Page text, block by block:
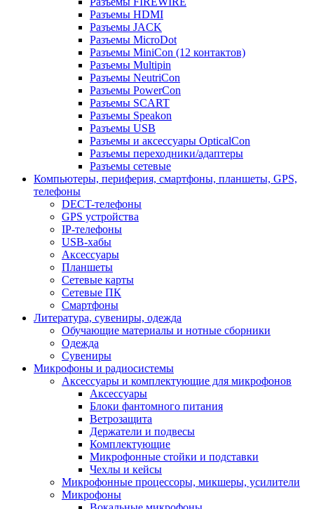
Разъемы HDMI
Разъемы JACK
Разъемы MicroDot
Разъемы MiniCon (12 контактов)
Разъемы Multipin
Разъемы NeutriCon
Разъемы PowerCon
Разъемы SCART
Разъемы Speakon
Разъемы USB
Разъемы и аксессуары OpticalCon
Разъемы переходники/адаптеры
Разъемы сетевые
Компьютеры, периферия, смартфоны, планшеты, GPS,
телефоны
DECT-телефоны
GPS устройства
IP-телефоны
USB-хабы
Аксессуары
Планшеты
Сетевые карты
Сетевые ПК
Смартфоны
Литература, сувениры, одежда
Обучающие материалы и нотные сборники
Одежда
Сувениры
Микрофоны и радиосистемы
Аксессуары и комплектующие для микрофонов
Аксессуары
Блоки фантомного питания
Ветрозащита
Держатели и подвесы
Комплектующие
Микрофонные стойки и подставки
Чехлы и кейсы
Микрофонные процессоры, микшеры, усилители
Микрофоны